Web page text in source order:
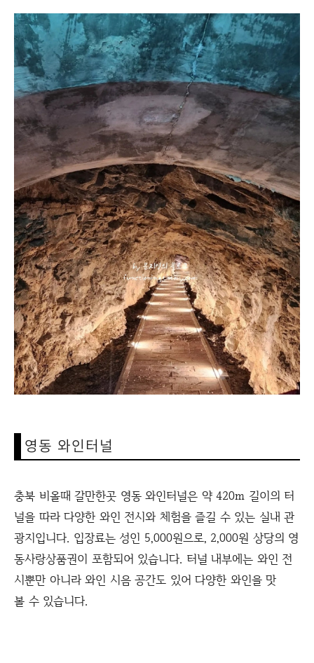
영동 와인터널
충북 비올때 갈만한곳 영동 와인터널은 약 420m 길이의 터
널을 따라 다양한 와인 전시와 체험을 즐길 수 있는 실내 관
광지입니다. 입장료는 성인 5,000원으로, 2,000원 상당의 영
동사랑상품권이 포함되어 있습니다. 터널 내부에는 와인 전
시뿐만 아니라 와인 시음 공간도 있어 다양한 와인을 맛
볼 수 있습니다.